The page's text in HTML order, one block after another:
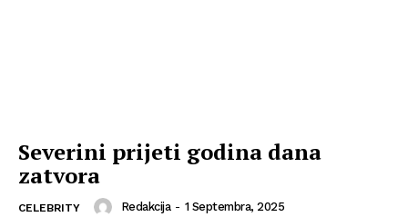
Severini prijeti godina dana
zatvora
CELEBRITY Redakcija - 1 Septembra, 2025